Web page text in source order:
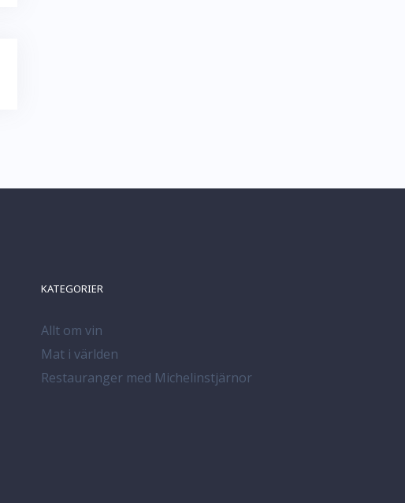
KATEGORIER
Allt om vin
Mat i världen
Restauranger med Michelinstjärnor